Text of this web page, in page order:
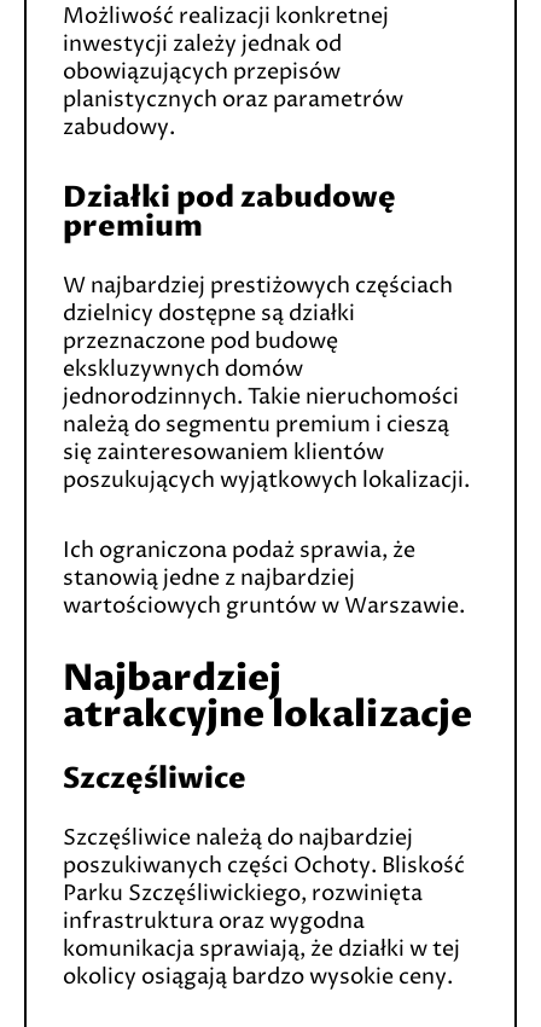
Możliwość realizacji konkretnej
inwestycji zależy jednak od
obowiązujących przepisów
planistycznych oraz parametrów
zabudowy.
Działki pod zabudowę
premium
W najbardziej prestiżowych częściach
dzielnicy dostępne są działki
przeznaczone pod budowę
ekskluzywnych domów
jednorodzinnych. Takie nieruchomości
należą do segmentu premium i cieszą
się zainteresowaniem klientów
poszukujących wyjątkowych lokalizacji.
Ich ograniczona podaż sprawia, że
stanowią jedne z najbardziej
wartościowych gruntów w Warszawie.
Najbardziej
atrakcyjne lokalizacje
Szczęśliwice
Szczęśliwice należą do najbardziej
poszukiwanych części Ochoty. Bliskość
Parku Szczęśliwickiego, rozwinięta
infrastruktura oraz wygodna
komunikacja sprawiają, że działki w tej
okolicy osiągają bardzo wysokie ceny.